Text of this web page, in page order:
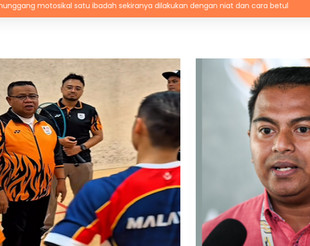
ibadah sekiranya dilakukan dengan niat dan cara betul PM singgah